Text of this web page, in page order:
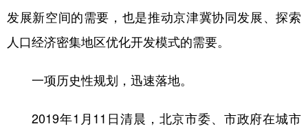
发展新空间的需要，也是推动京津冀协同发展、探索
人口经济密集地区优化开发模式的需要。
一项历史性规划，迅速落地。
2019年1月11日清晨，北京市委、市政府在城市